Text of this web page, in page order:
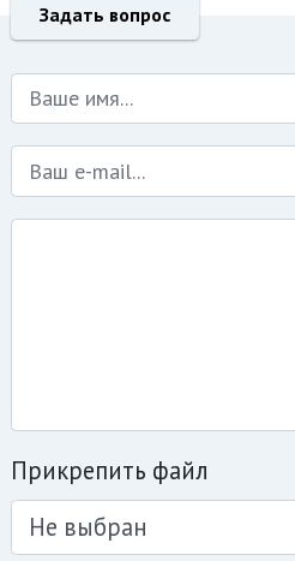
Задать вопрос
Прикрепить файл
Не выбран